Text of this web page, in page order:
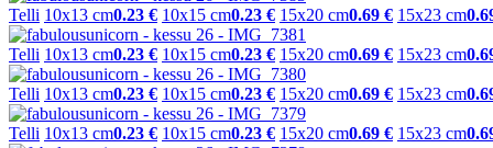
Telli 10x13 cm0.23 € 10x15 cm0.23 € 15x20 cm0.69 € 15x23 cm
Telli 10x13 cm0.23 € 10x15 cm0.23 € 15x20 cm0.69 € 15x23 cm
Telli 10x13 cm0.23 € 10x15 cm0.23 € 15x20 cm0.69 € 15x23 cm
Telli 10x13 cm0.23 € 10x15 cm0.23 € 15x20 cm0.69 € 15x23 cm